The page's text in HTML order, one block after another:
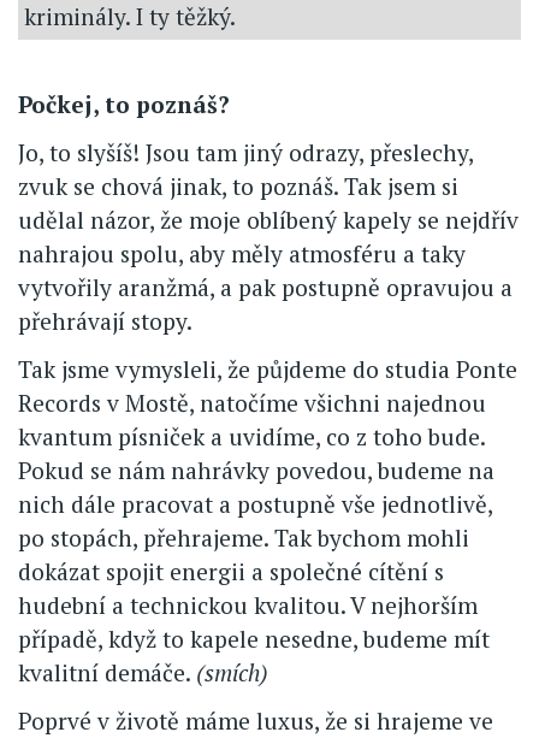
kriminály. I ty těžký.
Počkej, to poznáš?
Jo, to slyšíš! Jsou tam jiný odrazy, přeslechy,
zvuk se chová jinak, to poznáš. Tak jsem si
udělal názor, že moje oblíbený kapely se nejdřív
nahrajou spolu, aby měly atmosféru a taky
vytvořily aranžmá, a pak postupně opravujou a
přehrávají stopy.
Tak jsme vymysleli, že půjdeme do studia Ponte
Records v Mostě, natočíme všichni najednou
kvantum písniček a uvidíme, co z toho bude.
Pokud se nám nahrávky povedou, budeme na
nich dále pracovat a postupně vše jednotlivě,
po stopách, přehrajeme. Tak bychom mohli
dokázat spojit energii a společné cítění s
hudební a technickou kvalitou. V nejhorším
případě, když to kapele nesedne, budeme mít
kvalitní demáče. (smích)
Poprvé v životě máme luxus, že si hrajeme ve